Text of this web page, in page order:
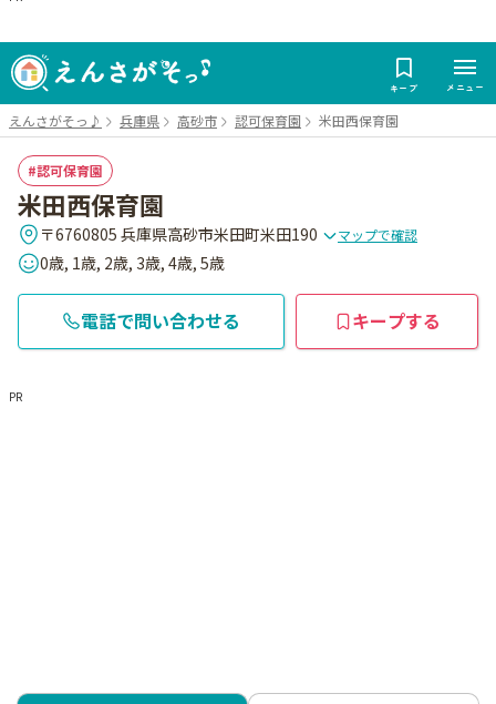
キープ メニュー
えんさがそっ♪ 兵庫県 高砂市 認可保育園 米田西保育園
認可保育園
米田西保育園
〒6760805 兵庫県高砂市米田町米田190 マップで確認
0歳, 1歳, 2歳, 3歳, 4歳, 5歳
電話で問い合わせる キープする
PR